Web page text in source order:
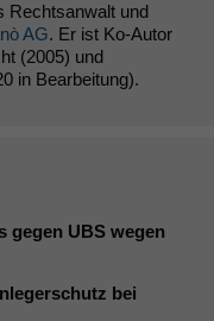
Rechtsanwalt und
AG. Er ist Ko-Autor
(2005) und
in Bearbeitung).
gegen UBS wegen
bei